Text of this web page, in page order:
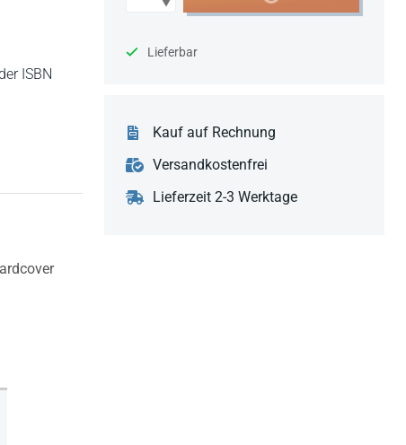
ISBN
Lieferbar
Kauf auf Rechnung
Versandkostenfrei
Lieferzeit 2-3 Werktage